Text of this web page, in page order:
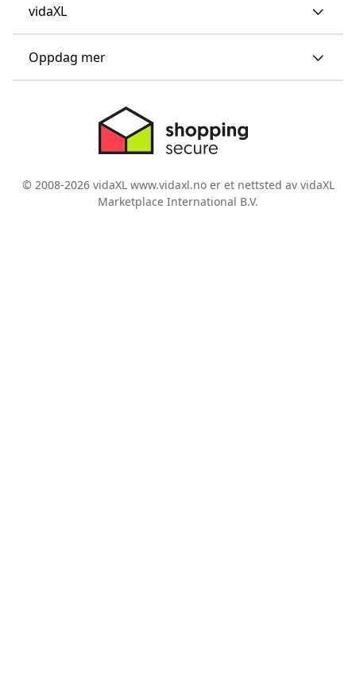
vidaXL
Oppdag mer
© 2008-2026 vidaXL www.vidaxl.no er et nettsted av vidaXL
Marketplace International B.V.